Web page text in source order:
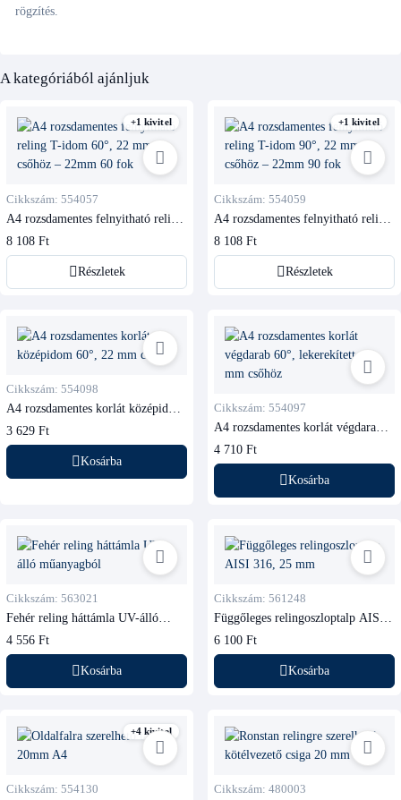
rögzítés.
A kategóriából ajánljuk
+1 kivitel
Cikkszám: 554057
A4 rozsdamentes felnyitható reling
8 108 Ft
Részletek
+1 kivitel
Cikkszám: 554059
A4 rozsdamentes felnyitható reling
8 108 Ft
Részletek
Cikkszám: 554098
A4 rozsdamentes korlát középidom
60°, 22 mm csőhöz
3 629 Ft
Kosárba
Cikkszám: 554097
A4 rozsdamentes korlát végdarab
60°, lekerekített, 22 mm csőhöz
4 710 Ft
Kosárba
Cikkszám: 563021
Fehér reling háttámla UV-álló
műanyagból
4 556 Ft
Kosárba
Cikkszám: 561248
Függőleges relingoszloptalp AISI
316, 25 mm
6 100 Ft
Kosárba
+4 kivitel
Cikkszám: 554130 Cikkszám: 480003